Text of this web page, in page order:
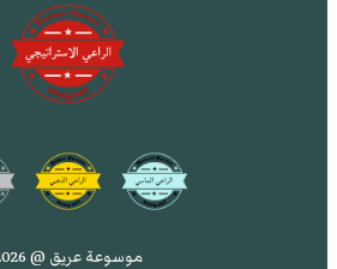
موسوعة عريق @ 2026